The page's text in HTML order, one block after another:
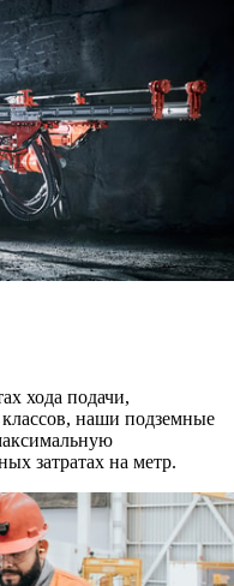
хода подачи,
наши подземные
затратах на метр.